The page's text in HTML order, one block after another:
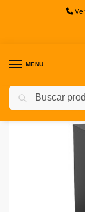
MENU
Inicio UPS / UPS